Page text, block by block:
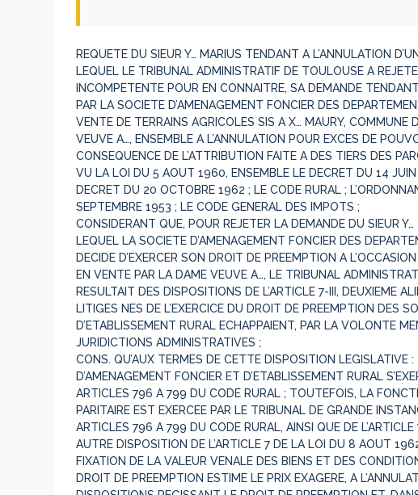
REQUETE DU SIEUR Y… MARIUS TENDANT A L’ANNULATION
LEQUEL LE TRIBUNAL ADMINISTRATIF DE TOULOUSE A
INCOMPETENTE POUR EN CONNAITRE, SA DEMANDE
PAR LA SOCIETE D’AMENAGEMENT FONCIER DES
VENTE DE TERRAINS AGRICOLES SIS A X… MAURY, COMMUNE
VEUVE A…, ENSEMBLE A L’ANNULATION POUR EXCES DE
CONSEQUENCE DE L’ATTRIBUTION FAITE A DES TIERS DES
VU LA LOI DU 5 AOUT 1960, ENSEMBLE LE DECRET DU 14
DECRET DU 20 OCTOBRE 1962 ; LE CODE RURAL ;
SEPTEMBRE 1953 ; LE CODE GENERAL DES IMPOTS ;
CONSIDERANT QUE, POUR REJETER LA DEMANDE DU SIEUR
LEQUEL LA SOCIETE D’AMENAGEMENT FONCIER DES
DECIDE D’EXERCER SON DROIT DE PREEMPTION A
EN VENTE PAR LA DAME VEUVE A…, LE TRIBUNAL
RESULTAIT DES DISPOSITIONS DE L’ARTICLE 7-III, DEUXIEME
LITIGES NES DE L’EXERCICE DU DROIT DE PREEMPTION DES
D’ETABLISSEMENT RURAL ECHAPPAIENT, PAR LA VOLONTE
JURIDICTIONS ADMINISTRATIVES ;
CONS. QU’AUX TERMES DE CETTE DISPOSITION LEGISLATIVE
D’AMENAGEMENT FONCIER ET D’ETABLISSEMENT RURAL
ARTICLES 796 A 799 DU CODE RURAL ; TOUTEFOIS, LA
PARITAIRE EST EXERCEE PAR LE TRIBUNAL DE GRANDE
ARTICLES 796 A 799 DU CODE RURAL, AINSI QUE DE
AUTRE DISPOSITION DE L’ARTICLE 7 DE LA LOI DU 8 AOUT
FIXATION DE LA VALEUR VENALE DES BIENS ET DES
DROIT DE PREEMPTION ESTIME LE PRIX EXAGERE, A